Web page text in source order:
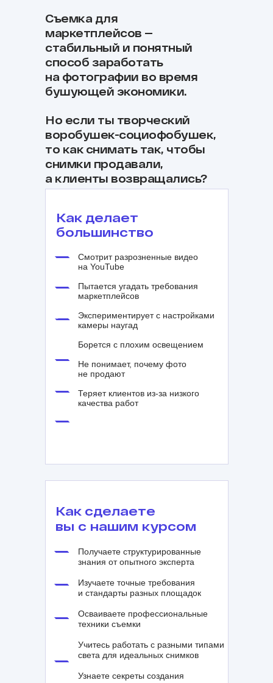
Съемка для
маркетплейсов —
стабильный и понятный
способ заработать
на фотографии во время
бушующей экономики.
Но если ты творческий
воробушек-социофобушек,
то как снимать так, чтобы
снимки продавали,
а клиенты возвращались?
Как делает
большинство
Как сделаете
вы с нашим курсом
Смотрит разрозненные видео
на YouTube
Пытается угадать требования
маркетплейсов
Экспериментирует с настройками
камеры наугад
Борется с плохим освещением
Не понимает, почему фото
не продают
Теряет клиентов из-за низкого
качества работ
Получаете структурированные
знания от опытного эксперта
Изучаете точные требования
и стандарты разных площадок
Осваиваете профессиональные
техники съемки
Учитесь работать с разными типами
света для идеальных снимков
Узнаете секреты создания